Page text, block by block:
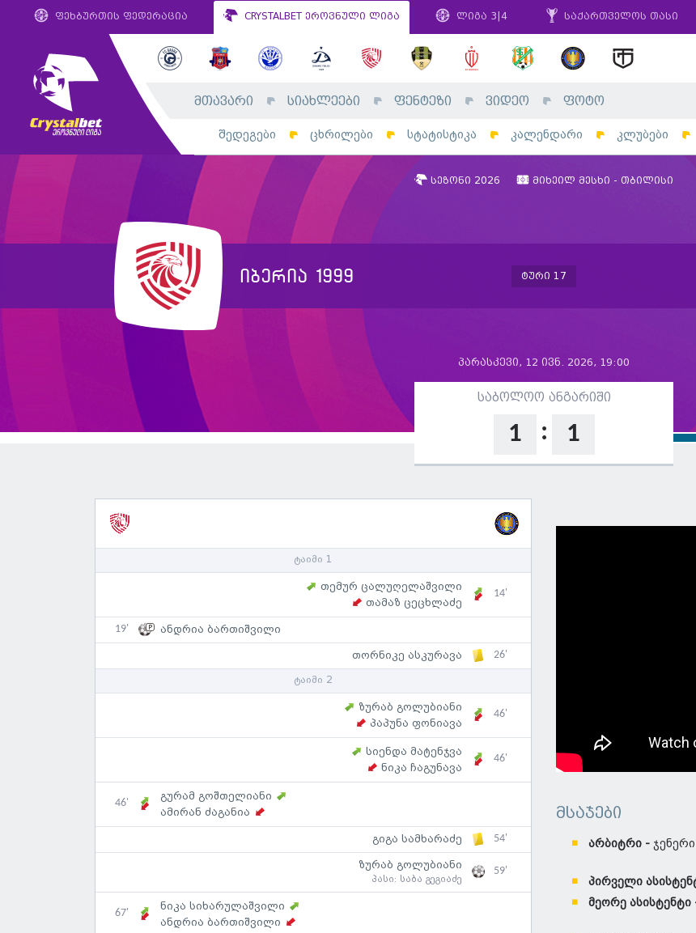
ფეხბურთის ფედერაცია CRYSTALBET ეროვნული ლიგა ლიგა 3|4 საქართველოს თასი
მთავარი სიახლეები ფენტეზი ვიდეო ფოტო
შედეგები ცხრილები სტატისტიკა კალენდარი კლუბები
სეზონი 2026 მიხეილ მესხი - თბილისი
იბერია 1999 ტური 17
პარასკევი, 12 ივნ. 2026, 19:00
საბოლოო ანგარიში
1 : 1
ტაიმი 1
თემურ ცალუღელაშვილი
თამაზ ცეცხლაძე
14'
19' ანდრია ბართიშვილი
თორნიკე ასკურავა 26'
ტაიმი 2
ზურაბ გოლუბიანი
პაპუნა ფონიავა
46'
სიენდა მატენჯვა
ნიკა ჩაგუნავა
46'
46'
გურამ გოშთელიანი
ამირან ძაგანია
გიგა სამხარაძე 54'
ზურაბ გოლუბიანი
პასი: საბა გეგიაძე
59'
67'
ნიკა სიხარულაშვილი
ანდრია ბართიშვილი
მსაჯები
არბიტრი -
პირველი
მეორე ასისტენტი